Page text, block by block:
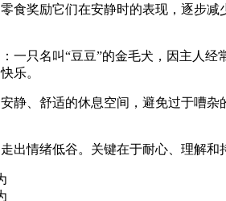
食奖励它们在安静时的表现，逐步
只名叫“豆豆”的金毛犬，因主人
乐。
静、舒适的休息空间，避免过于嘈
情绪低谷。关键在于耐心、理解